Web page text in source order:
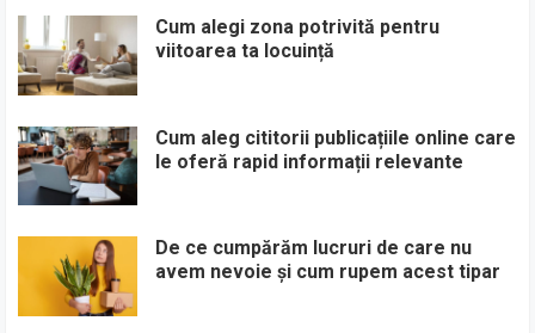
Cum alegi zona potrivită pentru
viitoarea ta locuință
Cum aleg cititorii publicațiile online care
le oferă rapid informații relevante
De ce cumpărăm lucruri de care nu
avem nevoie și cum rupem acest tipar